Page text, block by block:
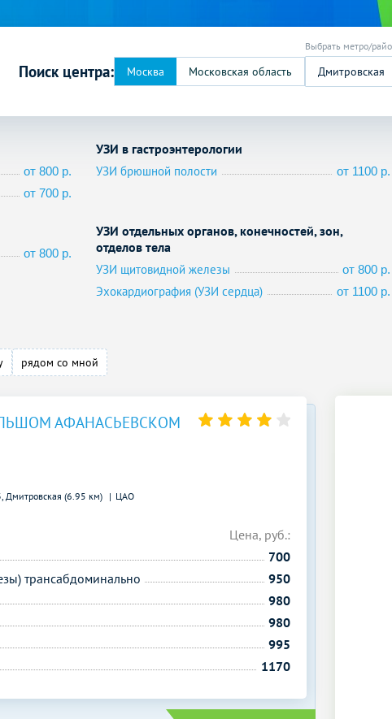
Поиск центра: Дмитровская
от 800 р.
от 700 р.
УЗИ в гастроэнтерологии
УЗИ брюшной полости от 1100 р.
от 800 р.
УЗИ отдельных органов, конечностей, зон,
отделов тела
УЗИ щитовидной железы от 800 р.
Эхокардиография (УЗИ сердца) от 1100 р.
рядом со мной
АФАНАСЬЕВСКОМ
Дмитровская (6.95 км) ЦАО
Цена, руб.:
700
трансабдоминально
950
980
980
995
1170